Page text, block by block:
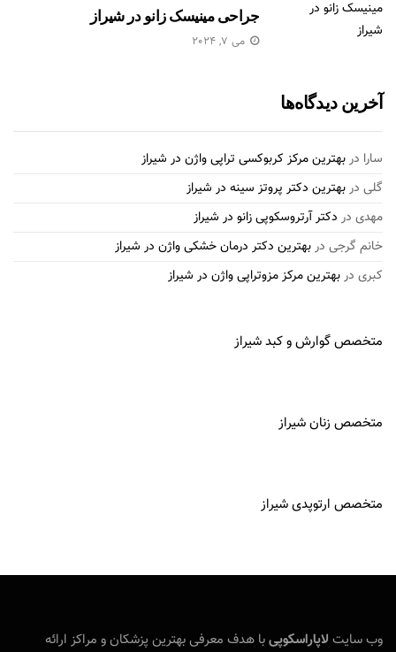
جراحی مینیسک زانو در شیراز
می 7, 2024
آخرین دیدگاه‌ها
سارا دربهترین مرکز کربوکسی تراپی واژن در شیراز
گلی دربهترین دکتر پروتز سینه در شیراز
مهدی در دکتر آرتروسکوپی زانو در شیراز
خانم گرجی دربهترین دکتر درمان خشکی واژن در شیراز
کبری دربهترین مرکز مزوتراپی واژن در شیراز
متخصص گوارش و کبد شیراز
متخصص زنان شیراز
متخصص ارتوپدی شیراز
وب‌ سایت لاپاراسکوپیبا هدف معرفی بهترین پزشکان و مراکز ارائه‌